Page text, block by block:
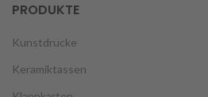
PRODUKTE
Kunstdrucke
Keramiktassen